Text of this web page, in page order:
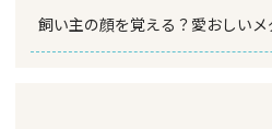
飼い主の顔を覚える？愛おしい